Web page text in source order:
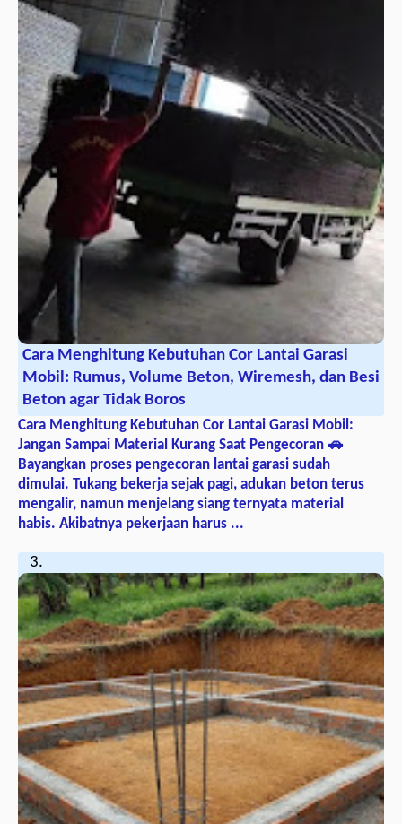
Cara Menghitung Kebutuhan Cor Lantai Garasi
Mobil: Rumus, Volume Beton, Wiremesh, dan Besi
Beton agar Tidak Boros
Cara Menghitung Kebutuhan Cor Lantai Garasi Mobil:
Jangan Sampai Material Kurang Saat Pengecoran 🚗
Bayangkan proses pengecoran lantai garasi sudah
dimulai. Tukang bekerja sejak pagi, adukan beton terus
mengalir, namun menjelang siang ternyata material
habis. Akibatnya pekerjaan harus ...